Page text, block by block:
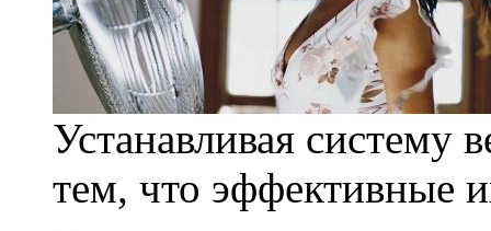
Устанавливая систему
тем, что эффективные